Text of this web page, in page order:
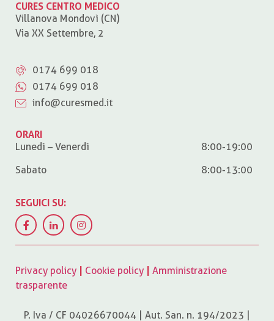
CURES CENTRO MEDICO
Villanova Mondovì (CN)
Via XX Settembre, 2
0174 699 018
0174 699 018
info@curesmed.it
ORARI
Lunedì – Venerdì
8:00-19:00
Sabato 8:00-13:00
SEGUICI SU:
Privacy policy Cookie policy
Amministrazione
trasparente
P. Iva / CF 04026670044 | Aut. San. n. 194/2023 |